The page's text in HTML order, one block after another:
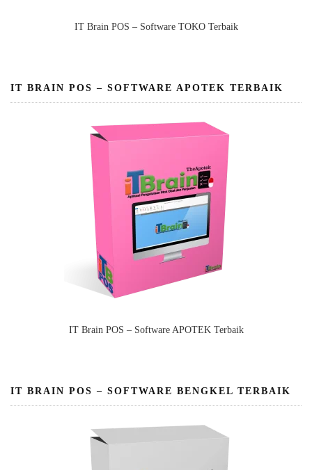
IT Brain POS – Software TOKO Terbaik
IT BRAIN POS – SOFTWARE APOTEK TERBAIK
IT Brain POS – Software APOTEK Terbaik
IT BRAIN POS – SOFTWARE BENGKEL TERBAIK